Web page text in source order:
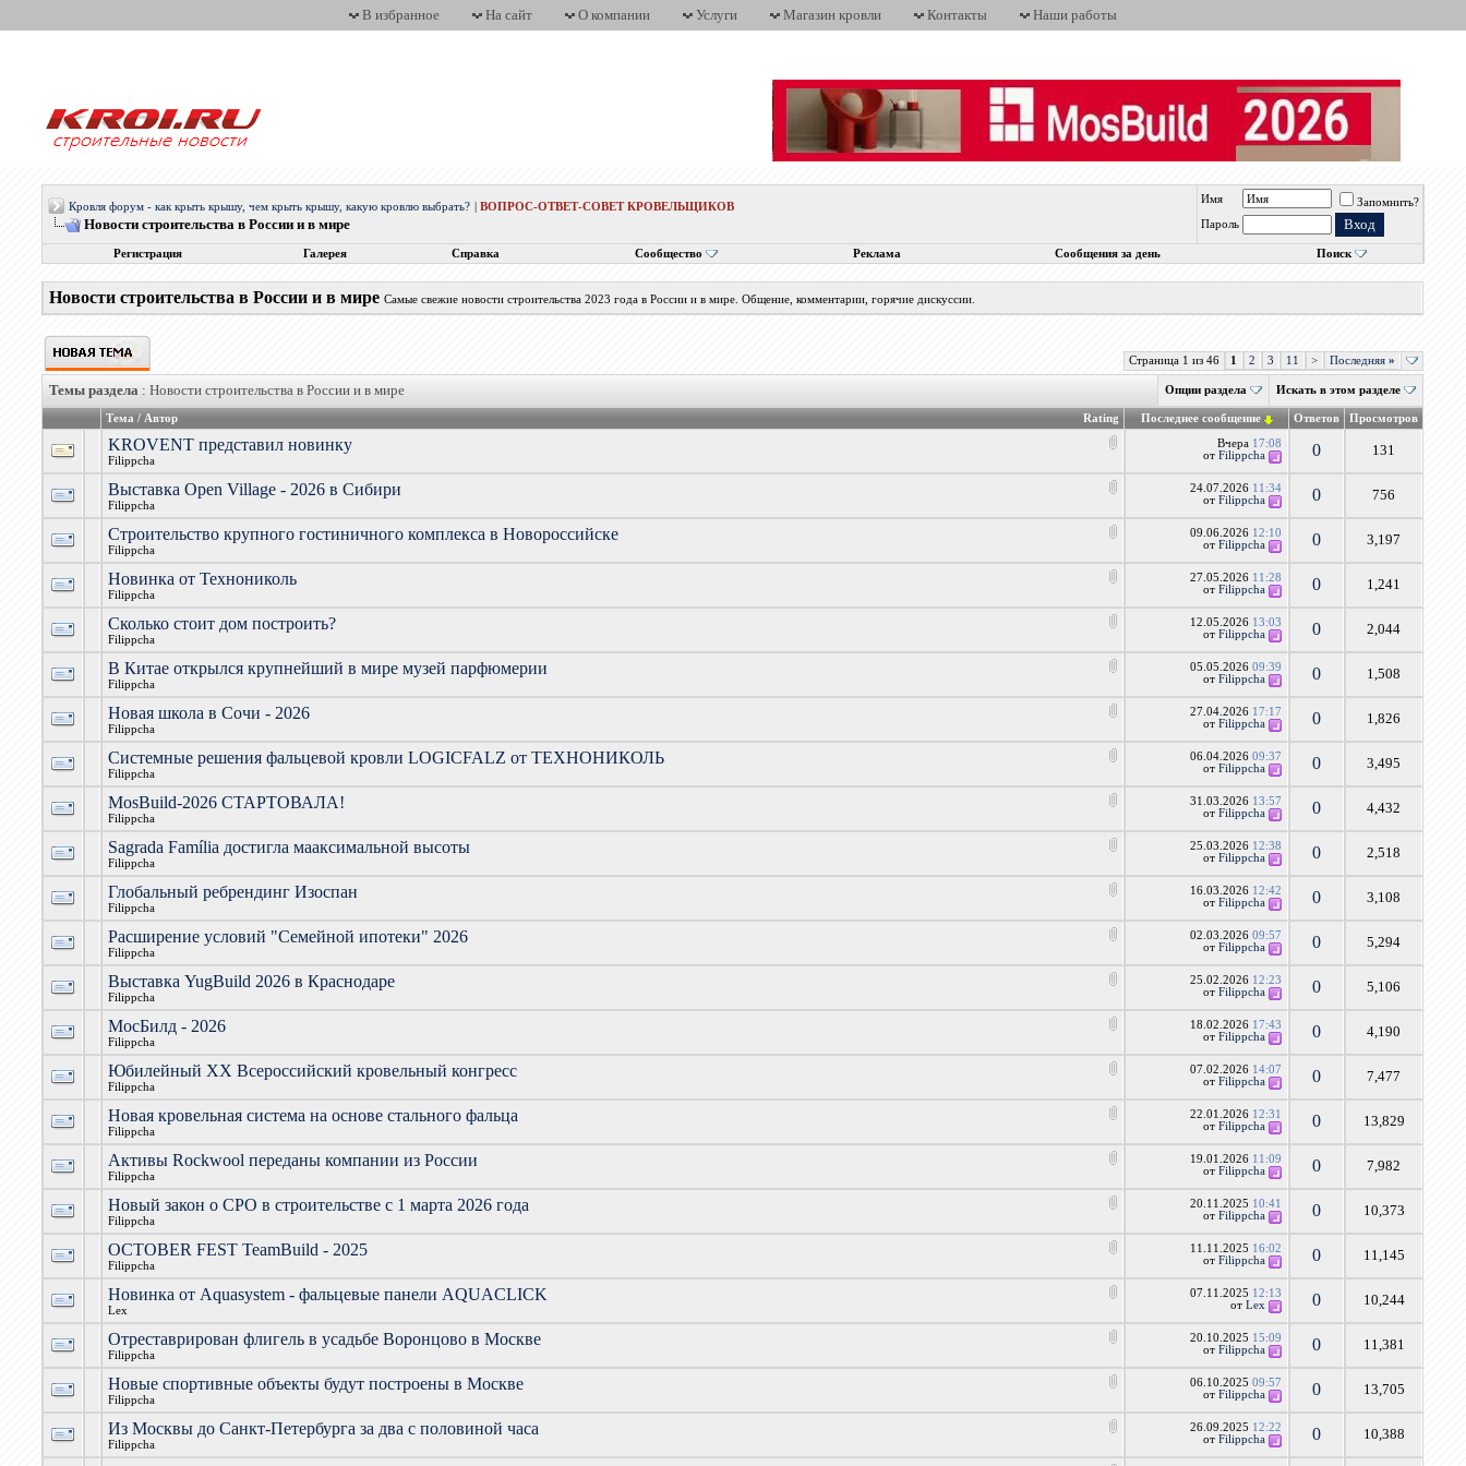
В избранное На сайт О компании Услуги Магазин кровли Контакты Наши работы
Кровля форум - как крыть крышу, чем крыть крышу, какую кровлю выбрать? |ВОПРОС-ОТВЕТ-СОВЕТ КРОВЕЛЬЩИКОВ
Новости строительства в России и в мире
Имя
Запомнить?
Пароль
Регистрация Галерея Справка Сообщество Реклама Сообщения за день Поиск
Новости строительства в России и в мире Самые свежие новости строительства 2023 года в России и в мире. Общение, комментарии, горячие дискуссии.
Страница 1 из 46 1 2 3 11 > Последняя»
Темы раздела : Новости строительства в России и в мире Опции раздела Искать в этом разделе
Rating
Тема / Автор Последнее сообщение Ответов Просмотров
KROVENT представил новинку
Filippcha
Вчера 17:08
отFilippcha 0 131
Выставка Open Village - 2026 в Сибири
Filippcha
24.07.2026 11:34
отFilippcha 0 756
Строительство крупного гостиничного комплекса в Новороссийске
Filippcha
09.06.2026 12:10
отFilippcha 0 3,197
Новинка от Технониколь
Filippcha
27.05.2026 11:28
отFilippcha 0 1,241
Сколько стоит дом построить?
Filippcha
12.05.2026 13:03
отFilippcha 0 2,044
В Китае открылся крупнейший в мире музей парфюмерии
Filippcha
05.05.202609:39
отFilippcha 0 1,508
Новая школа в Сочи - 2026
Filippcha
27.04.2026 17:17
отFilippcha 0 1,826
Системные решения фальцевой кровли LOGICFALZ от ТЕХНОНИКОЛЬ
Filippcha
06.04.202609:37
отFilippcha 0 3,495
MosBuild-2026 СТАРТОВАЛА!
Filippcha
31.03.2026 13:57
отFilippcha 0 4,432
Sagrada Família достигла мааксимальной высоты
Filippcha
25.03.2026 12:38
отFilippcha 0 2,518
Глобальный ребрендинг Изоспан
Filippcha
16.03.2026 12:42
отFilippcha 0 3,108
Расширение условий "Семейной ипотеки" 2026
Filippcha
02.03.202609:57
отFilippcha 0 5,294
Выставка YugBuild 2026 в Краснодаре
Filippcha
25.02.2026 12:23
отFilippcha 0 5,106
МосБилд - 2026
Filippcha
18.02.2026 17:43
отFilippcha 0 4,190
Юбилейный XX Всероссийский кровельный конгресс
Filippcha
07.02.2026 14:07
отFilippcha 0 7,477
Новая кровельная система на основе стального фальца
Filippcha
22.01.2026 12:31
отFilippcha 0 13,829
Активы Rockwool переданы компании из России
Filippcha
19.01.2026 11:09
отFilippcha 0 7,982
Новый закон о СРО в строительстве с 1 марта 2026 года
Filippcha
20.11.2025 10:41
отFilippcha 0 10,373
OCTOBER FEST TeamBuild - 2025
Filippcha
11.11.2025 16:02
отFilippcha 0 11,145
Новинка от Aquasystem - фальцевые панели AQUACLICK
Lex
07.11.2025 12:13
отLex 0 10,244
Отреставрирован флигель в усадьбе Воронцово в Москве
Filippcha
20.10.2025 15:09
отFilippcha 0 11,381
Новые спортивные объекты будут построены в Москве
Filippcha
06.10.202509:57
отFilippcha 0 13,705
Из Москвы до Санкт-Петербурга за два с половиной часа
Filippcha
26.09.2025 12:22
отFilippcha 0 10,388